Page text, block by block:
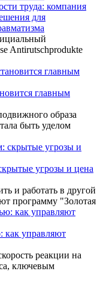
труда: компания
для
Antirutschprodukte
главным
образа
быть уделом
угрозы и цена
и работать в другой
программу "Золотая
как управляют
реакции на
ключевым